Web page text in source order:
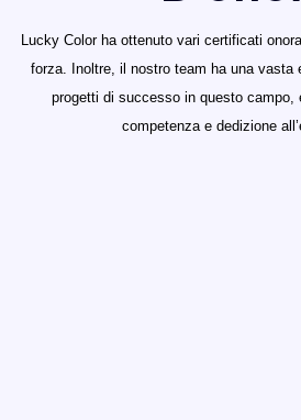
Lucky Color ha ottenuto vari certificati
forza. Inoltre, il nostro team ha una vasta
progetti di successo in questo campo,
competenza e dedizione